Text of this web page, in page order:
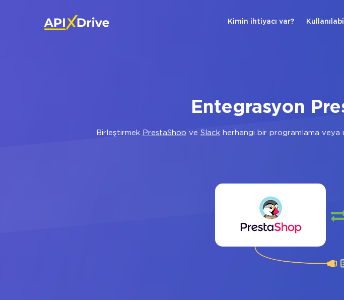
Kimin ihtiyacı var?
Entegrasyon
Birleştirmek PrestaShop ve Slack herhangi bir programlama veya